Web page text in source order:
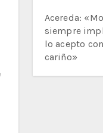
Acereda:
siempre
lo acepto
cariño»